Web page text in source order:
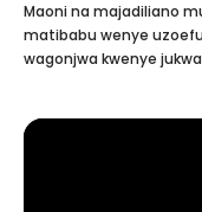
Maoni na majadiliano
matibabu wenye
wagonjwa kwenye